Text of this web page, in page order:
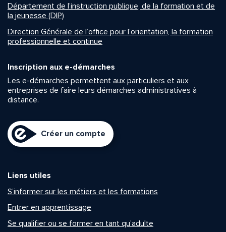
Département de l’instruction publique, de la formation et de
la jeunesse (DIP)
Direction Générale de l’office pour l’orientation, la formation
professionnelle et continue
Inscription aux e-démarches
Les e-démarches permettent aux particuliers et aux
entreprises de faire leurs démarches administratives à
distance.
Créer un compte
Liens utiles
S’informer sur les métiers et les formations
Entrer en apprentissage
Se qualifier ou se former en tant qu’adulte